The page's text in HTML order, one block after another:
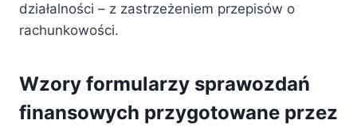
działalności – z zastrzeżeniem przepisów o
rachunkowości.
Wzory formularzy sprawozdań
finansowych przygotowane przez